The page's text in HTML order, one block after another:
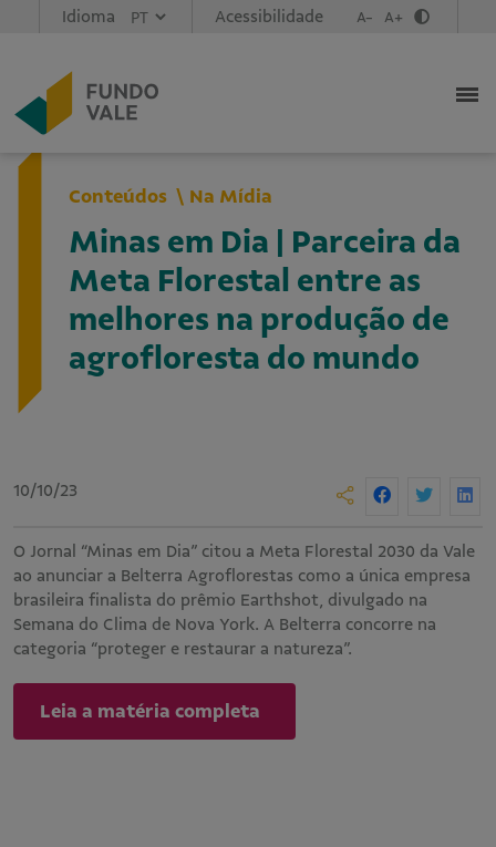
Idioma Acessibilidade A- A+
Conteúdos Na Mídia
Minas em Dia | Parceira da
Meta Florestal entre as
melhores na produção de
agrofloresta do mundo
10/10/23
O Jornal “Minas em Dia” citou a Meta Florestal 2030 da Vale
ao anunciar a Belterra Agroflorestas como a única empresa
brasileira finalista do prêmio Earthshot, divulgado na
Semana do Clima de Nova York. A Belterra concorre na
categoria “proteger e restaurar a natureza”.
Leia a matéria completa